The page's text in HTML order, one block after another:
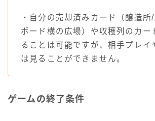
・自分の売却済みカード（醸造所
ボード横の広場）や収穫列のカー
ることは可能ですが、相手プレイ
は見ることができません。
ゲームの終了条件